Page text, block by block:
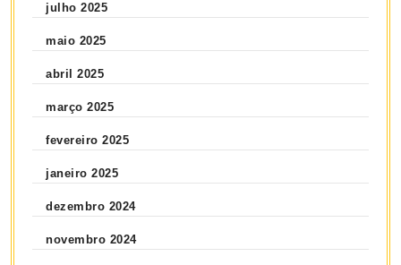
julho 2025
maio 2025
abril 2025
março 2025
fevereiro 2025
janeiro 2025
dezembro 2024
novembro 2024